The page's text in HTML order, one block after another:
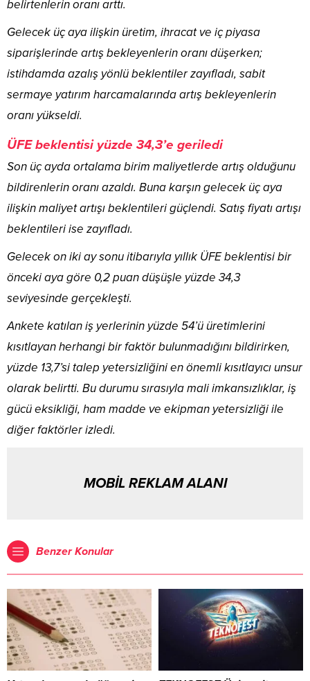
belirtenlerin oranı arttı.
Gelecek üç aya ilişkin üretim, ihracat ve iç piyasa
siparişlerinde artış bekleyenlerin oranı düşerken;
istihdamda azalış yönlü beklentiler zayıfladı, sabit
sermaye yatırım harcamalarında artış bekleyenlerin
oranı yükseldi.
ÜFE beklentisi yüzde 34,3’e geriledi
Son üç ayda ortalama birim maliyetlerde artış olduğunu
bildirenlerin oranı azaldı. Buna karşın gelecek üç aya
ilişkin maliyet artışı beklentileri güçlendi. Satış fiyatı artışı
beklentileri ise zayıfladı.
Gelecek on iki ay sonu itibarıyla yıllık ÜFE beklentisi bir
önceki aya göre 0,2 puan düşüşle yüzde 34,3
seviyesinde gerçekleşti.
Ankete katılan iş yerlerinin yüzde 54’ü üretimlerini
kısıtlayan herhangi bir faktör bulunmadığını bildirirken,
yüzde 13,7’si talep yetersizliğini en önemli kısıtlayıcı unsur
olarak belirtti. Bu durumu sırasıyla mali imkansızlıklar, iş
gücü eksikliği, ham madde ve ekipman yetersizliği ile
diğer faktörler izledi.
MOBİL REKLAM ALANI
Benzer Konular